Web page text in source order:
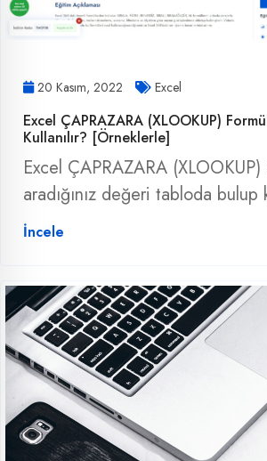
20 Kasım, 2022 Excel
Excel ÇAPRAZARA (XLOOKUP)
Kullanılır? [Örneklerle]
Excel ÇAPRAZARA
aradığınız değeri tabloda bulup
İncele